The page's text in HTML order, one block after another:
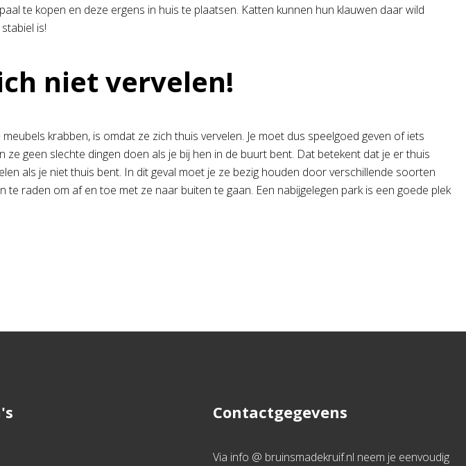
te kopen en deze ergens in huis te plaatsen. Katten kunnen hun klauwen daar wild
is!
niet vervelen!
krabben, is omdat ze zich thuis vervelen. Je moet dus speelgoed geven of iets
ze geen slechte dingen doen als je bij hen in de buurt bent. Dat betekent dat je er thuis
als je niet thuis bent. In dit geval moet je ze bezig houden door verschillende soorten
te raden om af en toe met ze naar buiten te gaan. Een nabijgelegen park is een goede plek
Contactgegevens
Via info @ bruinsmadekruif.nl neem je eenvoudig